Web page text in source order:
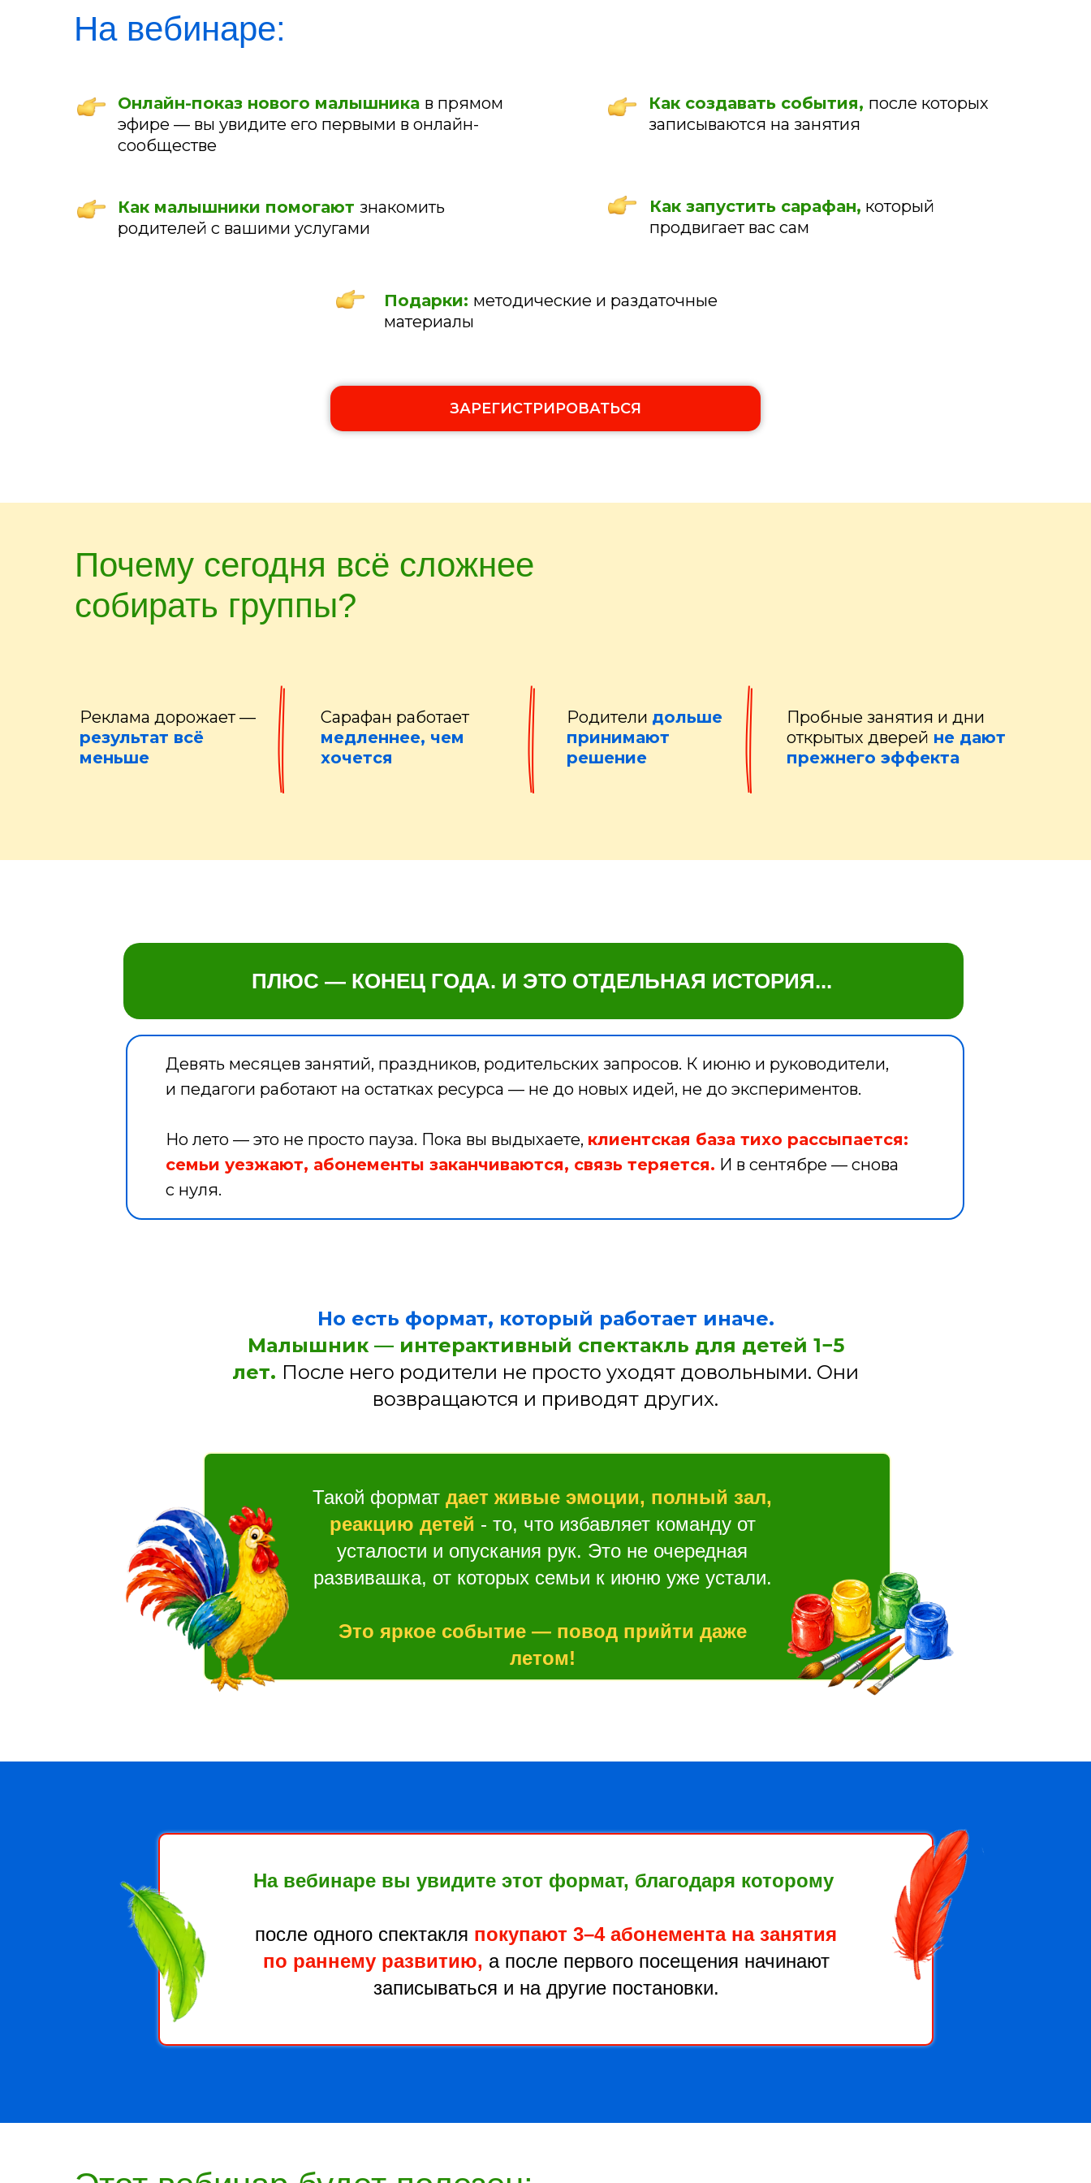
На вебинаре:
Как малышники помогают знакомить
родителей с вашими услугами
Онлайн-показ нового малышника в прямом
эфире — вы увидите его первыми в онлайн-
сообществе
Как создавать события, после которых
записываются на занятия
Как запустить сарафан, который
продвигает вас сам
Подарки: методические и раздаточные
материалы
ЗАРЕГИСТРИРОВАТЬСЯ
Почему сегодня всё сложнее
собирать группы?
Реклама дорожает —
результат всё
меньше
Сарафан работает
медленнее, чем
хочется
Родители дольше
принимают
решение
Пробные занятия и дни
открытых дверей не дают
прежнего эффекта
Девять месяцев занятий, праздников, родительских запросов. К июню и руководители,
и педагоги работают на остатках ресурса — не до новых идей, не до экспериментов.
Но лето — это не просто пауза. Пока вы выдыхаете, клиентская база тихо рассыпается:
семьи уезжают, абонементы заканчиваются, связь теряется. И в сентябре — снова
с нуля.
ПЛЮС — КОНЕЦ ГОДА. И ЭТО ОТДЕЛЬНАЯ ИСТОРИЯ...
Такой формат дает живые эмоции, полный зал,
реакцию детей - то, что избавляет команду от
усталости и опускания рук. Это не очередная
развивашка, от которых семьи к июню уже устали.
Это яркое событие — повод прийти даже
летом!
Но есть формат, который работает иначе.
Малышник — интерактивный спектакль для детей 1−5
лет. После него родители не просто уходят довольными. Они
возвращаются и приводят других.
На вебинаре вы увидите этот формат, благодаря которому
после одного спектакля покупают 3–4 абонемента на занятия
по раннему развитию, а после первого посещения начинают
записываться и на другие постановки.